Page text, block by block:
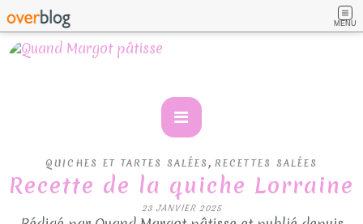
MENU
QUICHES ET TARTES SALÉES , RECETTES SALÉES
Recette de la quiche Lorraine
23 JANVIER 2025